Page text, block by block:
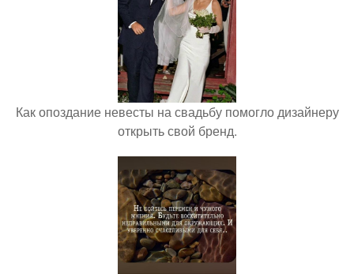
Как опоздание невесты на свадьбу помогло дизайнеру
открыть свой бренд.